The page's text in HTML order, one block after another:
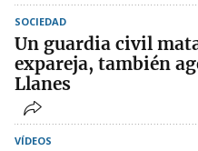
SOCIEDAD
Un guardia civil
expareja, también
Llanes
VÍDEOS